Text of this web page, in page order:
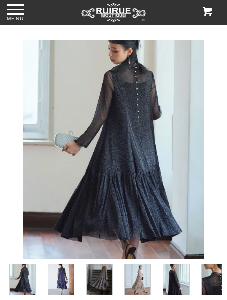
MENU
「BA1759」
●グリッターチャン
キーローヒールパ
ンプス「SH1768」
●ビジューハンドル
スパンコール刺繍
レースハンドバッ
グ「BA1762」
ハンドバッグ
「BA1760」